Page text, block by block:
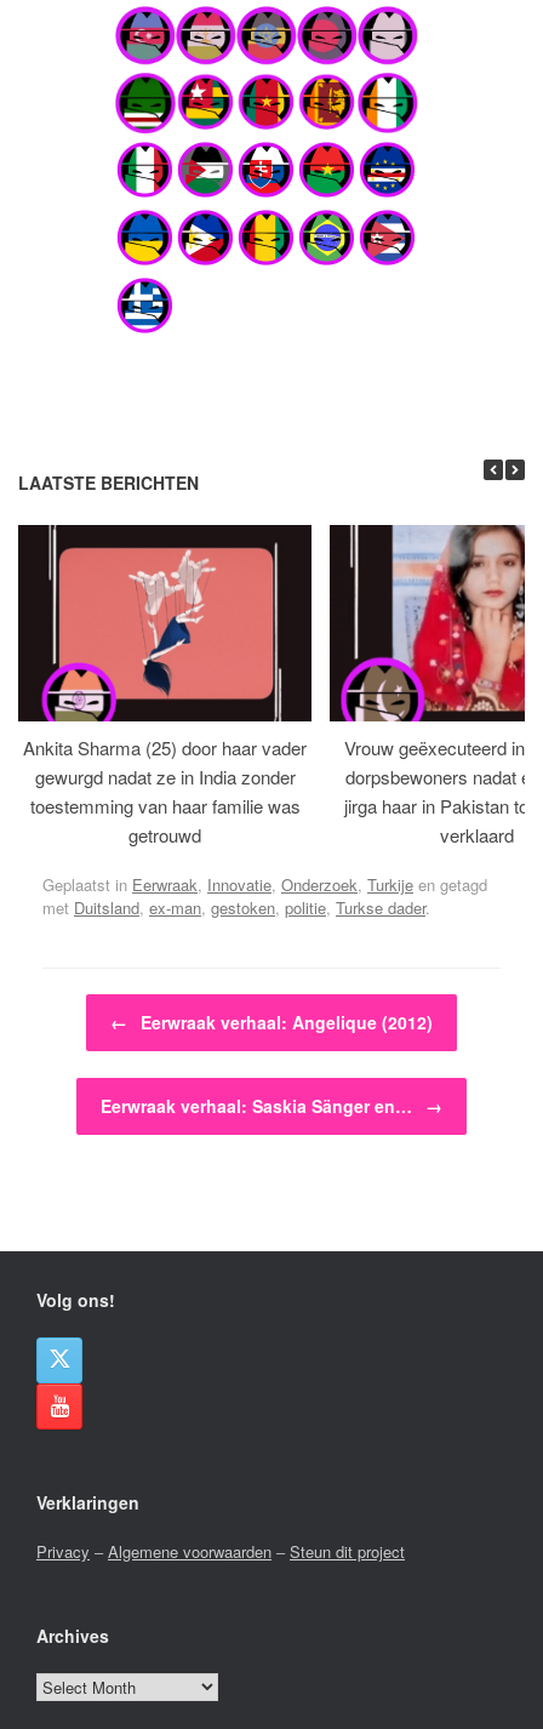
LAATSTE BERICHTEN
Ankita Sharma (25) door haar vader
gewurgd nadat ze in India zonder
toestemming van haar familie was
getrouwd
Vrouw geëxecuteerd in
dorpsbewoners nadat
jirga haar in Pakistan tot
verklaard
Geplaatst in Eerwraak, Innovatie, Onderzoek, Turkije en getagd
met Duitsland, ex-man, gestoken, politie, Turkse dader.
Bericht navigatie
← Eerwraak verhaal: Angelique (2012)
Eerwraak verhaal: Saskia Sänger en… →
Volg ons!
Verklaringen
Privacy –Algemene voorwaarden –Steun dit project
Archives
Archives